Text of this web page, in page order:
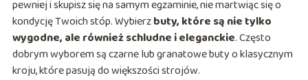
pewniej i skupisz się na samym egzaminie, nie martwiąc się o
kondycję Twoich stóp. Wybierzbuty, które są nie tylko
wygodne, ale również schludne i eleganckie. Często
dobrym wyborem są czarne lub granatowe buty o klasycznym
kroju, które pasują do większości strojów.